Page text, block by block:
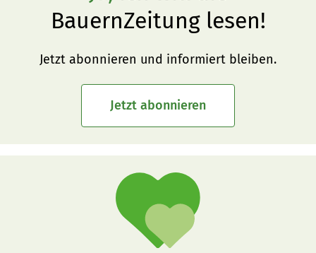
BauernZeitung lesen!
Jetzt abonnieren und informiert bleiben.
Jetzt abonnieren